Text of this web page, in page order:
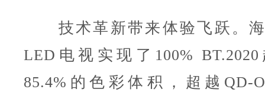
技术革新带来体验飞跃。海
LED电视实现了100%
85.4%的色彩体积，超越QD-